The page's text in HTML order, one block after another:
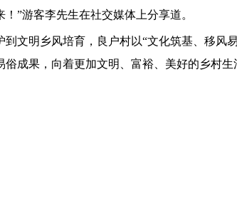
”游客李先生在社交媒体上分享道。
到文明乡风培育，良户村以“文化筑基、移
俗成果，向着更加文明、富裕、美好的乡村生